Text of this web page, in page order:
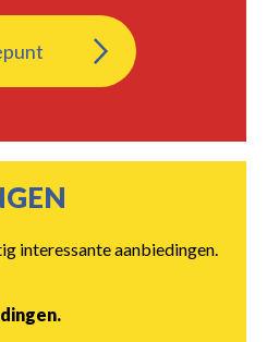
interessante aanbiedingen.